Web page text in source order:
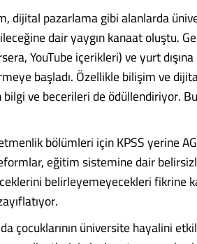
dijital pazarlama gibi alanlarda
dair yaygın kanaat oluştu.
YouTube içerikleri) ve yurt dışına
başladı. Özellikle bilişim ve
ve becerileri de ödüllendiriyor.
bölümleri için KPSS yerine
eğitim sistemine dair
belirleyemeyecekleri fikrine
çocuklarının üniversite hayalini